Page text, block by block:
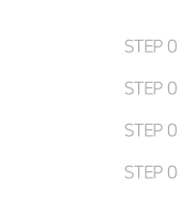
STEP
STEP
STEP
STEP